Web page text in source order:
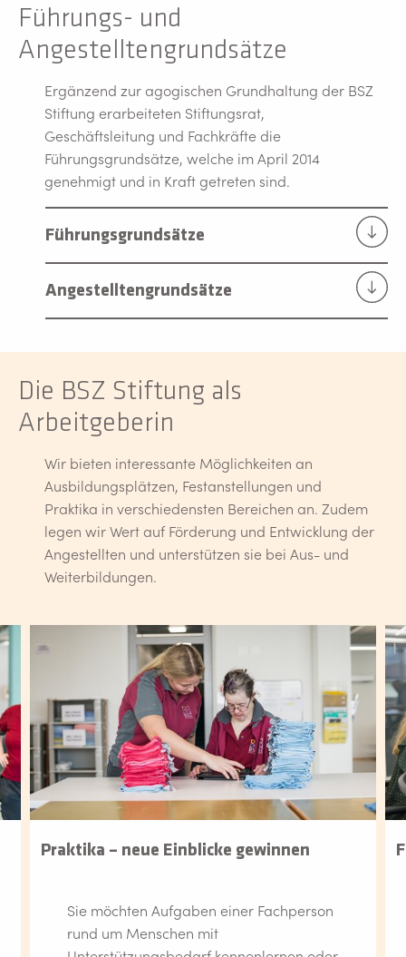
Führungs- und
Angestelltengrundsätze
Ergänzend zur agogischen Grundhaltung der BSZ
Stiftung erarbeiteten Stiftungsrat,
Geschäftsleitung und Fachkräfte die
Führungsgrundsätze, welche im April 2014
genehmigt und in Kraft getreten sind.
Führungsgrundsätze
Angestelltengrundsätze
Die BSZ Stiftung als
Arbeitgeberin
Wir bieten interessante Möglichkeiten an
Ausbildungsplätzen, Festanstellungen und
Praktika in verschiedensten Bereichen an. Zudem
legen wir Wert auf Förderung und Entwicklung der
Angestellten und unterstützen sie bei Aus- und
Weiterbildungen.
Praktika – neue Einblicke gewinnen
Sie möchten Aufgaben einer Fachperson
rund um Menschen mit